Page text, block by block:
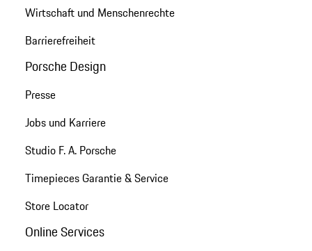
Wirtschaft und Menschenrechte
Barrierefreiheit
Porsche Design
Presse
Jobs und Karriere
Studio F. A. Porsche
Timepieces Garantie & Service
Store Locator
Online Services